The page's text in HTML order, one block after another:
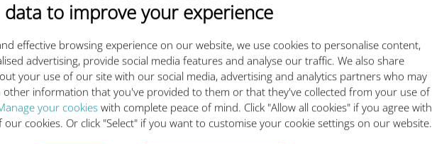
data to improve your experience
effective browsing experience on our website, we use cookies to personalise content,
advertising, provide social media features and analyse our traffic. We also share
your use of our site with our social media, advertising and analytics partners who may
other information that you've provided to them or that they've collected from your use of
your cookies with complete peace of mind. Click "Allow all cookies" if you agree with
cookies. Or click "Select" if you want to customise your cookie settings on our website.
avec la carte eSIM ?
la carte eSIM ?
la carte eSIM ?